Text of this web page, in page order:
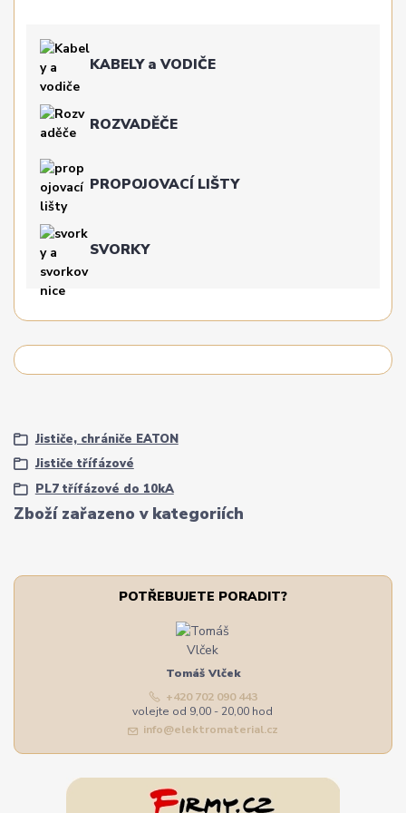
KABELY a VODIČE
ROZVADĚČE
PROPOJOVACÍ LIŠTY
SVORKY
Zboží zařazeno v kategoriích
Jističe, chrániče EATON
Jističe třífázové
PL7 třífázové do 10kA
POTŘEBUJETE PORADIT?
Tomáš Vlček
+420 702 090 443
volejte od 9,00 - 20,00 hod
info@elektromaterial.cz